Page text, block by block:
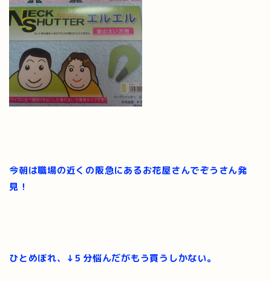
今朝は職場の近くの阪急にあるお花屋さんでぞうさん発
見！
ひとめぼれ、↓５分悩んだがもう買うしかない。